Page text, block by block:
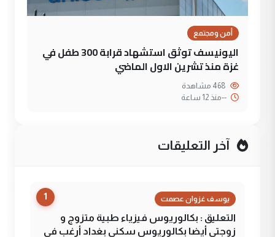
أمن ومجتمع
اليونيسف توثق استشهاد قرابة 300 طفل في
غزة منذ تشرين الاول الماضي
--منذ 12 ساعة
آخر التعليقات
1 يوسف غزوان عصمت
التعليق : بكالوريوس فيزياء طبية متزوج و
زوجتي أيضا بكالوريوس سكني بغداد أرغب في